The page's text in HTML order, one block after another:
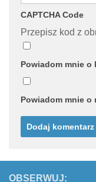
CAPTCHA Code
Przepisz kod z
Powiadom mnie o
Powiadom mnie o
OBSERWUJ: